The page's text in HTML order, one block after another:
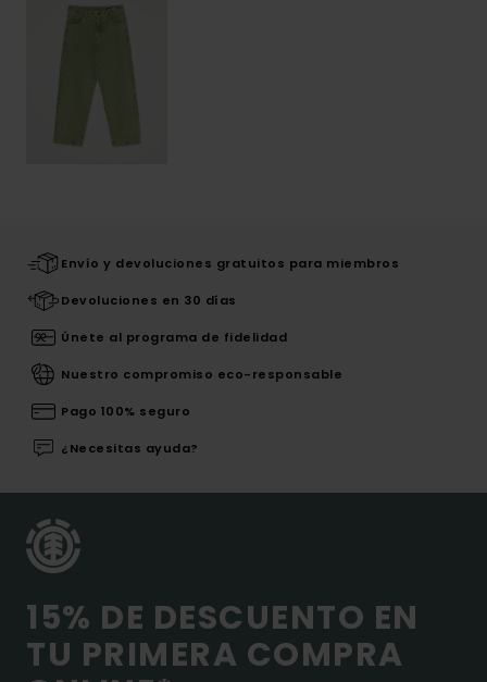
Envío y devoluciones gratuitos para miembros
Devoluciones en 30 días
Únete al programa de fidelidad
Nuestro compromiso eco-responsable
Pago 100% seguro
¿Necesitas ayuda?
15% DE DESCUENTO EN
TU PRIMERA COMPRA